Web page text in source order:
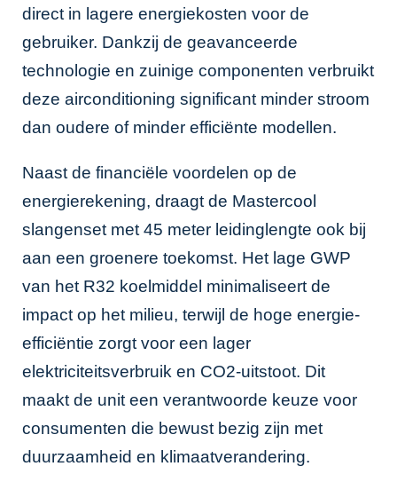
direct in lagere energiekosten voor de
gebruiker. Dankzij de geavanceerde
technologie en zuinige componenten verbruikt
deze airconditioning significant minder stroom
dan oudere of minder efficiënte modellen.
Naast de financiële voordelen op de
energierekening, draagt de Mastercool
slangenset met 45 meter leidinglengte ook bij
aan een groenere toekomst. Het lage GWP
van het R32 koelmiddel minimaliseert de
impact op het milieu, terwijl de hoge energie-
efficiëntie zorgt voor een lager
elektriciteitsverbruik en CO2-uitstoot. Dit
maakt de unit een verantwoorde keuze voor
consumenten die bewust bezig zijn met
duurzaamheid en klimaatverandering.